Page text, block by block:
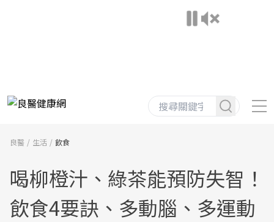
良醫 生活 飲食
喝柳橙汁、綠茶能預防失智！
飲食4要訣、多動腦、多運動